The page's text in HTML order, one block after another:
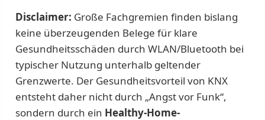
Disclaimer: Große Fachgremien finden bislang
keine überzeugenden Belege für klare
Gesundheitsschäden durch WLAN/Bluetooth bei
typischer Nutzung unterhalb geltender
Grenzwerte. Der Gesundheitsvorteil von KNX
entsteht daher nicht durch „Angst vor Funk“,
sondern durch ein Healthy-Home-